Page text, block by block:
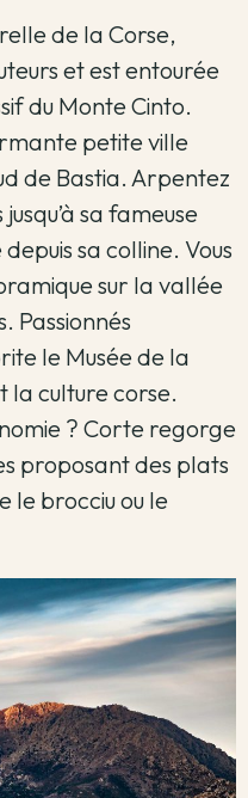
de la Corse,
et est entourée
du Monte Cinto.
petite ville
de Bastia. Arpentez
sa fameuse
sa colline. Vous
sur la vallée
Passionnés
le Musée de la
la culture corse.
? Corte regorge
proposant des plats
le brocciu ou le